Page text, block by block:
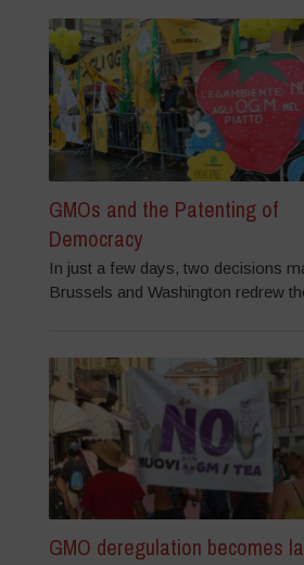
GMOs and the Patenting of
Democracy
In just a few days, two decisions
Brussels and Washington redrew
GMO deregulation becomes